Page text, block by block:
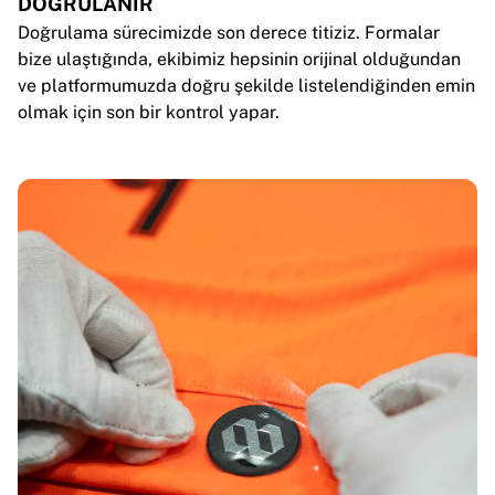
Team Liquid
Nasıl çalışır
Formanızı çerçeveletin
Forma orijinallik doğrulaması
Doğrulama sürecimizde son derece titiziz. Formalar
bize ulaştığında, ekibimiz hepsinin orijinal olduğundan
ve platformumuzda doğru şekilde listelendiğinden emin
olmak için son bir kontrol yapar.